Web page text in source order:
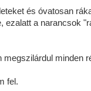
és óvatosan
a narancsok
megszilárdul minden
fel.